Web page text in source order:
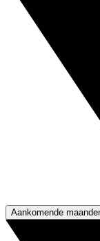
Aankomende